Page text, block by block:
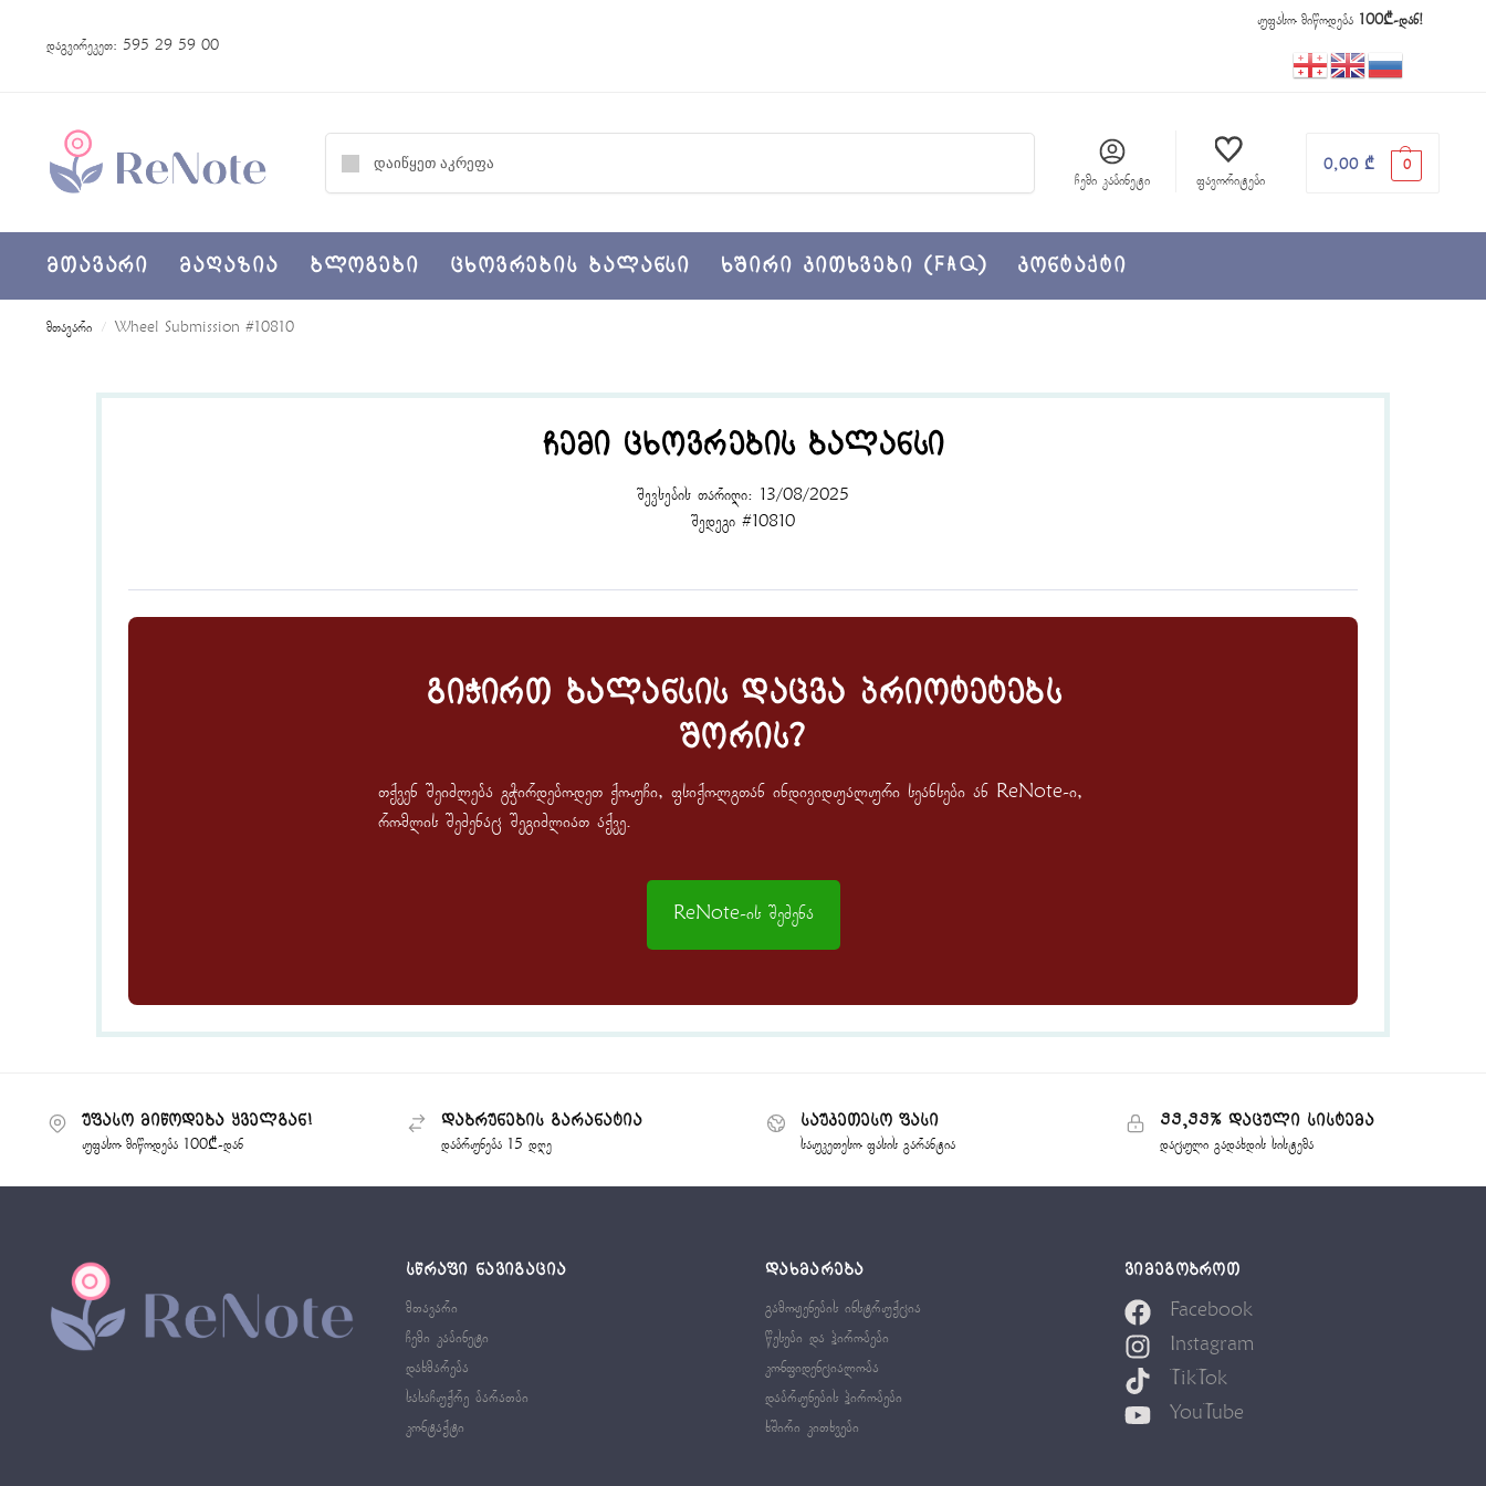
დაგვირეკეთ: 595 29 59 00
უფასო მიწოდება 100₾-დან!
ჩემი კაბინეტი ფავორიტები
0,00₾ 0
მთავარი მაღაზია ბლოგები ცხოვრების ბალანსი ხშირი კითხვები (FAQ) კონტაქტი
მთავარი / Wheel Submission #10810
ჩემი ცხოვრების ბალანსი
შევსების თარიღი: 13/08/2025
შედეგი #10810
გიჭირთ ბალანსის დაცვა პრიოტეტებს
შორის?
თქვენ შეიძლება გჭირდებოდეთ ქოუჩი, ფსიქოლგთან ინდივიდუალური სეანსები ან ReNote-ი,
რომლის შეძენაც შეგიძლიათ აქვე.
ReNote-Ის Შეძენა
უფასო მიწოდება ყველგან!
უფასო მიწოდება 100₾-დან
დაბრუნების გარანატია
დაბრუნება 15 დღე
საუკეთესო ფასი
საუკეთესო ფასის გარანტია
99,99% დაცული სისტემა
დაცული გადახდის სისტემა
ᲡᲬᲠᲐᲤᲘ ᲜᲐᲕᲘᲒᲐᲪᲘᲐ
მთავარი
ჩემი კაბინეტი
დახმარება
სასაჩუქრე ბარათბი
კონტაქტი
ᲓᲐᲮᲛᲐᲠᲔᲑᲐ
გამოყენების ინსტრუქცია
წესები და პირობები
კონფიდენციალობა
დაბრუნების პირობები
ხშირი კითხვები
ᲕᲘᲛᲔᲒᲝᲑᲠᲝᲗ
Facebook
Instagram
TikTok
YouTube